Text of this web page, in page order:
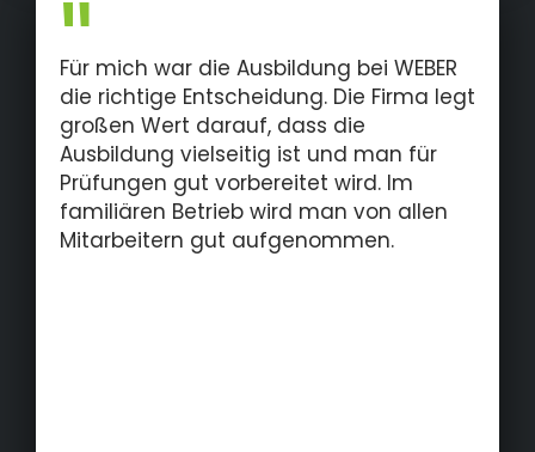
Für mich war die Ausbildung bei WEBER
die richtige Entscheidung. Die Firma legt
großen Wert darauf, dass die
Ausbildung vielseitig ist und man für
Prüfungen gut vorbereitet wird. Im
familiären Betrieb wird man von allen
Mitarbeitern gut aufgenommen.